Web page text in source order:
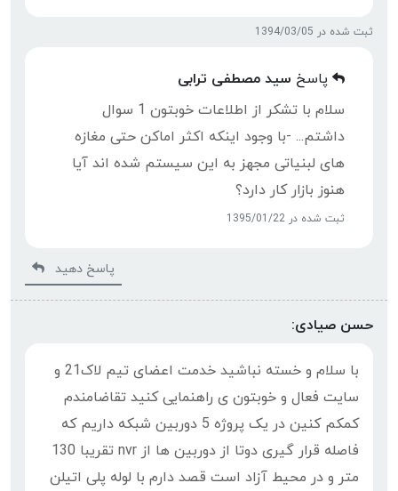
ثبت شده در 1394/03/05
پاسخ سید مصطفی ترابی
سلام با تشکر از اطلاعات خوبتون 1 سوال
داشتم... -با وجود اینکه اکثر اماکن حتی مغازه
های لبنیاتی مجهز به این سیستم شده اند آیا
هنوز بازار کار دارد؟
ثبت شده در 1395/01/22
پاسخ دهید
حسن صیادی:
با سلام و خسته نباشید خدمت اعضای تیم لاک21 و
سایت فعال و خوبتون ی راهنمایی کنید تقاضامندم
کمکم کنین در یک پروژه 5 دوربین شبکه داریم که
فاصله قرار گیری دوتا از دوربین ها از nvr تقریبا 130
متر و در محیط آزاد است قصد دارم با لوله پلی اتیلن